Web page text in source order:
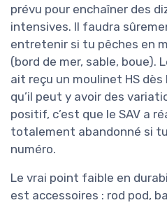
prévu pour enchaîner des
intensives. Il faudra
entretenir si tu pêches en
(bord de mer, sable, boue).
ait reçu un moulinet HS
qu’il peut y avoir des
positif, c’est que le SAV a
totalement abandonné si
numéro.
Le vrai point faible en
est accessoires : rod pod,